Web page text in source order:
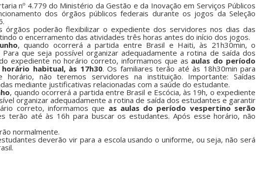
nº 4.779 do Ministério da Gestão e da Inovação em Serviços Públicos
dos órgãos públicos federais durante os jogos da Seleção
órgãos poderão flexibilizar o expediente dos servidores nos dias das
o encerramento das atividades três horas antes do início dos jogos.
, quando ocorrerá a partida entre Brasil e Haiti, às 21h30min, o
que seja possível organizar adequadamente a rotina de saída dos
expediente no horário correto, informamos que as aulas do período
habitual, às 17h30. Os familiares terão até às 18h30min para
não teremos servidores na instituição. Importante: Saídas
mediante justificativas relacionadas com a saúde do estudante.
, quando ocorrerá a partida entre Brasil e Escócia, às 19h, o expediente
organizar adequadamente a rotina de saída dos estudantes e garantir
correto, informamos que as aulas do período vespertino serão
terão até às 16h para buscar os estudantes. Após esse horário, não
normalmente.
deverão vir para a escola usando o uniforme, ou seja, não será